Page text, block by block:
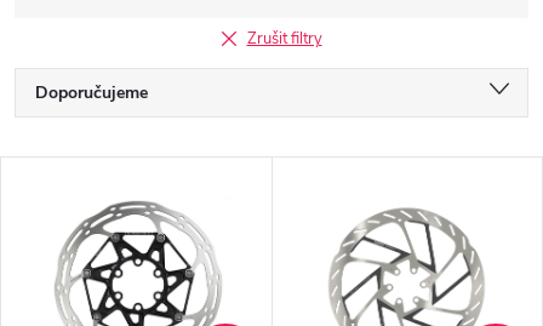
Zrušit filtry
Ř
a
Doporučujeme
Nejprodávanější
Abecedně